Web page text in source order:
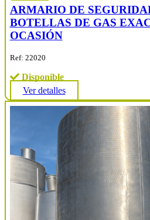
ARMARIO DE
BOTELLAS DE GAS
OCASIÓN
Ref: 22020
Disponible
Ver detalles